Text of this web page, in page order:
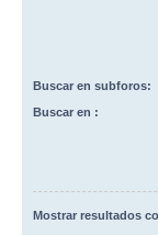
Buscar en subforos:
Buscar en :
Mostrar resultados